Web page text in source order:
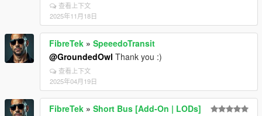
查看上下文
2025年11月18日
FibreTek » SpeeedoTransit
@GroundedOwl Thank you :)
查看上下文
2025年04月19日
FibreTek » Short Bus [Add-On | LODs]